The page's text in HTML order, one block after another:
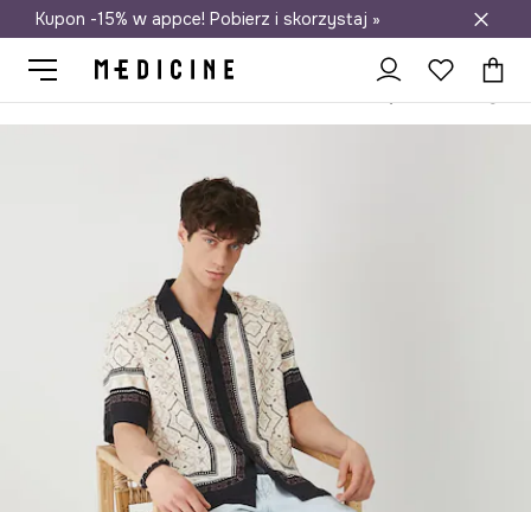
Darmowa dostawa do salonów
Kupon -15% w appce! Pobierz i skorzystaj »